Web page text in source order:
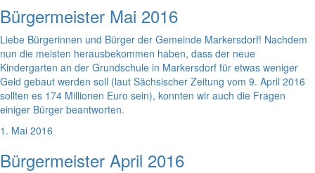
Bürgermeister Mai 2016
Liebe Bürgerinnen und Bürger der Gemeinde Markersdorf! Nachdem
nun die meisten herausbekommen haben, dass der neue
Kindergarten an der Grundschule in Markersdorf für etwas weniger
Geld gebaut werden soll (laut Sächsischer Zeitung vom 9. April 2016
sollten es 174 Millionen Euro sein), konnten wir auch die Fragen
einiger Bürger beantworten.
1. Mai 2016
Bürgermeister April 2016